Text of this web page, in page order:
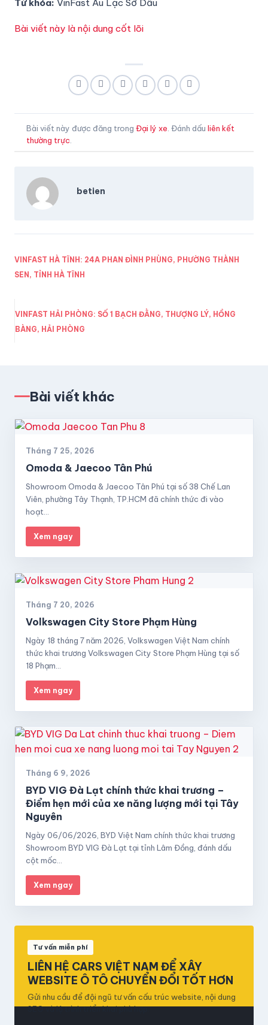
Từ khóa: VinFast Âu Lạc Sở Dầu
Bài viết này là nội dung cốt lõi
Bài viết này được đăng trong Đại lý xe. Đánh dấu liên kết
thường trực.
betien
VINFAST HÀ TĨNH: 24A PHAN ĐÌNH PHÙNG, PHƯỜNG THÀNH
SEN, TỈNH HÀ TĨNH
VINFAST HẢI PHÒNG: SỐ 1 BẠCH ĐẰNG, THƯỢNG LÝ, HỒNG
BÀNG, HẢI PHÒNG
Bài viết khác
Tháng 7 25, 2026
Omoda & Jaecoo Tân Phú
Showroom Omoda & Jaecoo Tân Phú tại số 38 Chế Lan
Viên, phường Tây Thạnh, TP.HCM đã chính thức đi vào
hoạt…
Xem ngay
Tháng 7 20, 2026
Volkswagen City Store Phạm Hùng
Ngày 18 tháng 7 năm 2026, Volkswagen Việt Nam chính
thức khai trương Volkswagen City Store Phạm Hùng tại số
18 Phạm…
Xem ngay
Tháng 6 9, 2026
BYD VIG Đà Lạt chính thức khai trương –
Điểm hẹn mới của xe năng lượng mới tại Tây
Nguyên
Ngày 06/06/2026, BYD Việt Nam chính thức khai trương
Showroom BYD VIG Đà Lạt tại tỉnh Lâm Đồng, đánh dấu
cột mốc…
Xem ngay
Tư vấn miễn phí
LIÊN HỆ CARS VIỆT NAM ĐỂ XÂY
WEBSITE Ô TÔ CHUYỂN ĐỔI TỐT HƠN
Gửi nhu cầu để đội ngũ tư vấn cấu trúc website, nội dung
SEO và lộ trình triển khai phù hợp.